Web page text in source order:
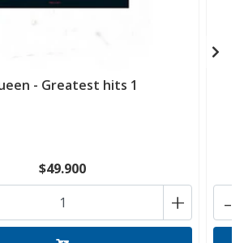
- Greatest hits 1
$49.900
+ -